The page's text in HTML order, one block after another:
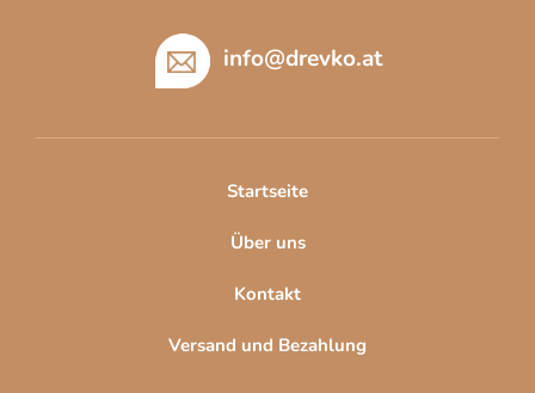
info@drevko.at
Startseite
Über uns
Kontakt
Versand und Bezahlung